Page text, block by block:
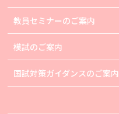
教員セミナーのご案内
模試のご案内
国試対策ガイダンスのご案内